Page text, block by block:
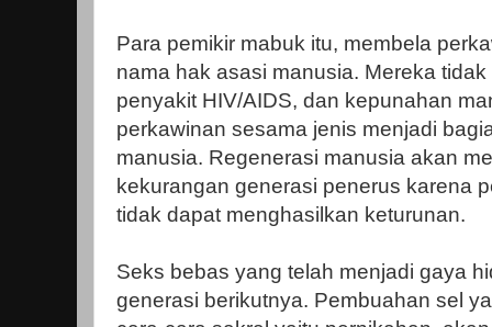
Para pemikir mabuk itu, membela
nama hak asasi manusia. Mereka
penyakit HIV/AIDS, dan kepunahan
perkawinan sesama jenis menjadi
manusia. Regenerasi manusia akan
kekurangan generasi penerus karena
tidak dapat menghasilkan keturunan.
Seks bebas yang telah menjadi gaya
generasi berikutnya. Pembuahan sel